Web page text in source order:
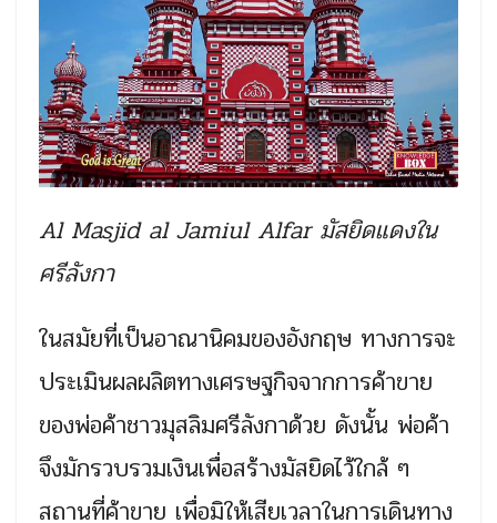
Al Masjid al Jamiul Alfar มัสยิดแดงใน
ศรีลังกา
ในสมัยที่เป็นอาณานิคมของอังกฤษ ทางการจะ
ประเมินผลผลิตทางเศรษฐกิจจากการค้าขาย
ของพ่อค้าชาวมุสลิมศรีลังกาด้วย ดังนั้น พ่อค้า
จึงมักรวบรวมเงินเพื่อสร้างมัสยิดไว้ใกล้ ๆ
สถานที่ค้าขาย เพื่อมิให้เสียเวลาในการเดินทาง